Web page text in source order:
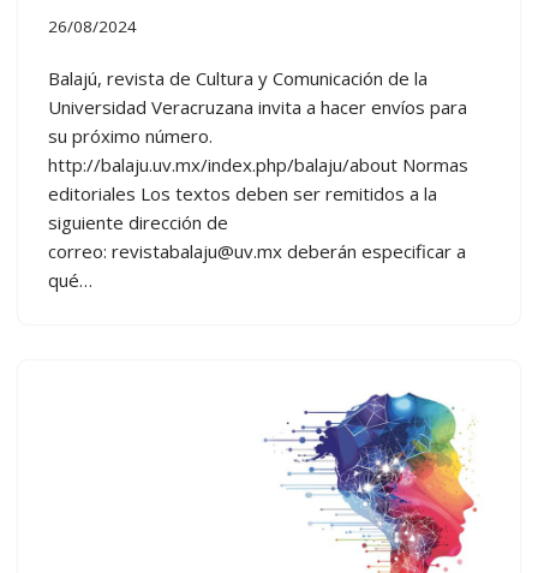
26/08/2024
Balajú, revista de Cultura y Comunicación de la
Universidad Veracruzana invita a hacer envíos para
su próximo número.
http://balaju.uv.mx/index.php/balaju/about Normas
editoriales Los textos deben ser remitidos a la
siguiente dirección de
correo: revistabalaju@uv.mx deberán especificar a
qué…